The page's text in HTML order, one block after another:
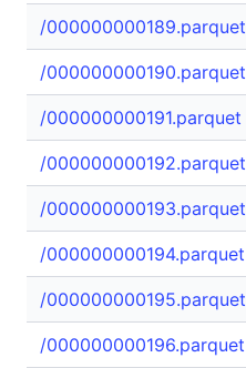
/000000000189.parquet
/000000000190.parquet
/000000000191.parquet
/000000000192.parquet
/000000000193.parquet
/000000000194.parquet
/000000000195.parquet
/000000000196.parquet